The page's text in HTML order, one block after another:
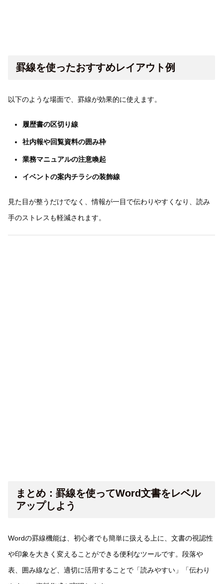
罫線を使ったおすすめレイアウト例
以下のような場面で、罫線が効果的に使えます。
履歴書の区切り線
社内報や回覧資料の囲み枠
業務マニュアルの注意喚起
イベントの案内チラシの装飾線
見た目が整うだけでなく、情報が一目で伝わりやすくなり、読み
手のストレスも軽減されます。
まとめ：罫線を使ってWord文書をレベル
アップしよう
Wordの罫線機能は、初心者でも簡単に扱える上に、文書の視認性
や印象を大きく変えることができる便利なツールです。段落や
表、囲み線など、適切に活用することで「読みやすい」「伝わり